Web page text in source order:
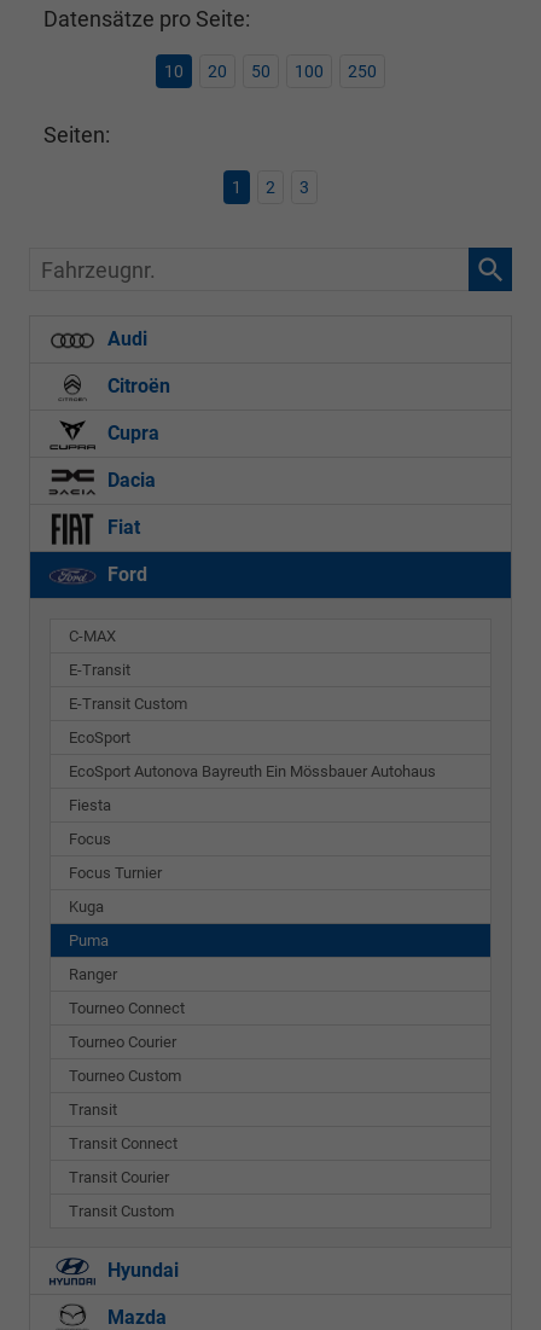
Datensätze pro Seite:
10 20 50 100 250
Seiten:
1 2 3
Fahrzeugnr.
Audi
Citroën
Cupra
Dacia
Fiat
Ford
C-MAX
E-Transit
E-Transit Custom
EcoSport
EcoSport Autonova Bayreuth Ein Mössbauer Autohaus
Fiesta
Focus
Focus Turnier
Kuga
Puma
Ranger
Tourneo Connect
Tourneo Courier
Tourneo Custom
Transit
Transit Connect
Transit Courier
Transit Custom
Hyundai
Mazda